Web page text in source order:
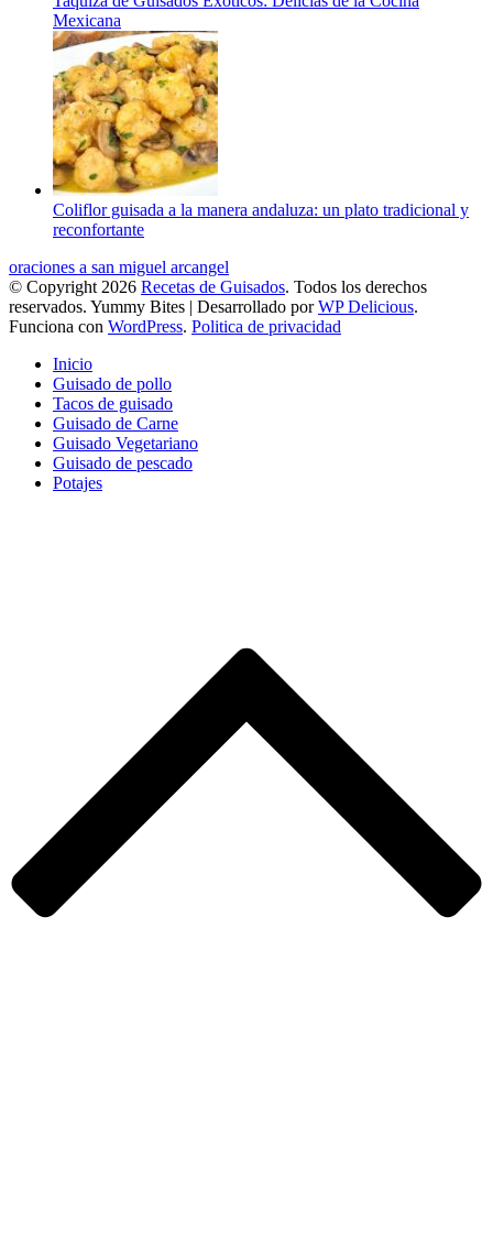
Mexicana
Coliflor guisada a la manera andaluza: un plato tradicional y
reconfortante
oraciones a san miguel arcangel
© Copyright 2026 Recetas de Guisados. Todos los derechos
reservados. Yummy Bites | Desarrollado porWP Delicious.
Funciona con WordPress. Politica de privacidad
Inicio
Guisado de pollo
Tacos de guisado
Guisado de Carne
Guisado Vegetariano
Guisado de pescado
Potajes